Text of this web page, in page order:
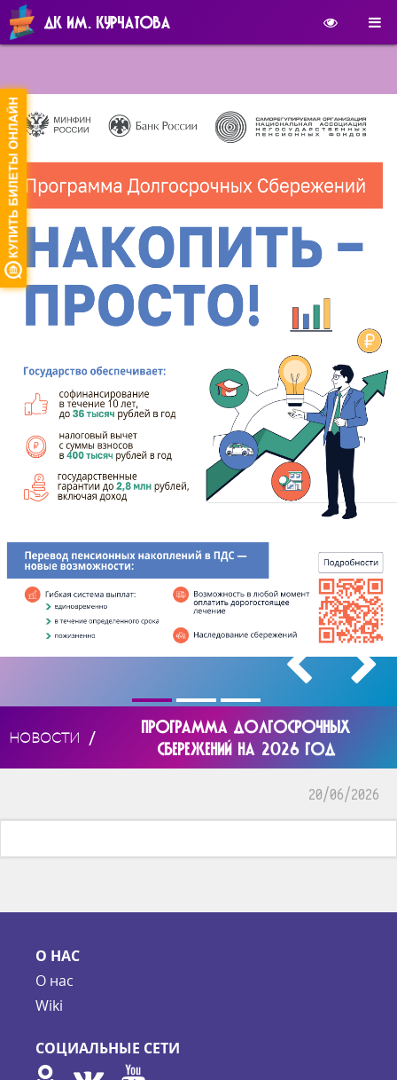
ДК ИМ. КУРЧАТОВА
НОВОСТИ /
ПРОГРАММА ДОЛГОСРОЧНЫХ
СБЕРЕЖЕНИЙ НА 2026 ГОД
20/06/2026
О НАС
О нас
Wiki
СОЦИАЛЬНЫЕ СЕТИ